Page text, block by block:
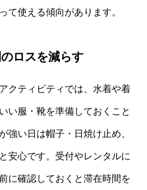
て使える傾向があります。
ロスを減らす
クティビティでは、水着や着
い服・靴を準備しておくこと
強い日は帽子・日焼け止め、
安心です。受付やレンタルに
に確認しておくと滞在時間を